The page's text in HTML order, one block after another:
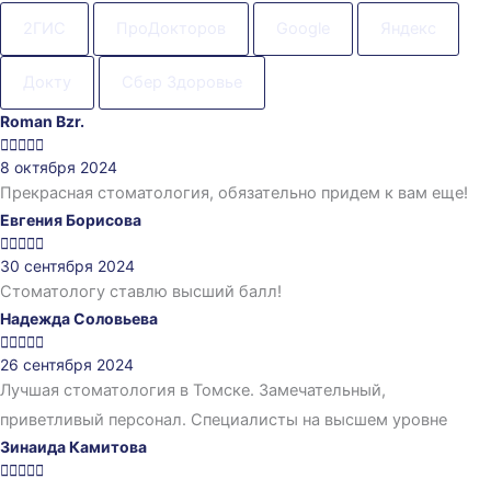
Roman Bzr.

8 октября 2024
Прекрасная стоматология, обязательно придем к вам еще!
Евгения Борисова

30 сентября 2024
Стоматологу ставлю высший балл!
Надежда Соловьева

26 сентября 2024
Лучшая стоматология в Томске. Замечательный,
приветливый персонал. Специалисты на высшем уровне
Зинаида Камитова
